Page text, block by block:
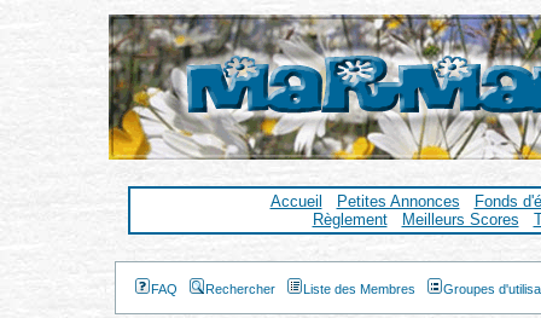
Accueil Petites Annonces
Fonds
Règlement
Meilleurs Scores
FAQ Rechercher Liste des Membres Groupes